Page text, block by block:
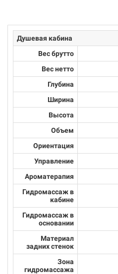
Душевая кабина
Вес брутто
Вес нетто
Глубина
Ширина
Высота
Объем
Ориентация
Управление
Ароматерапия
Гидромассаж в
кабине
Гидромассаж в
основании
Материал
задних стенок
Зона
гидромассажа